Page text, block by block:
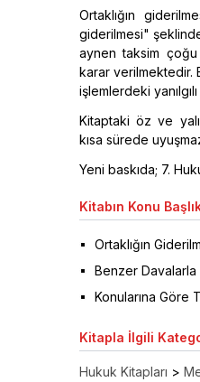
Ortaklığın
giderilmesi" şeklinde
aynen taksim çoğu
karar verilmektedir.
işlemlerdeki
Kitaptaki öz ve
kısa sürede
Yeni baskıda; 7.
Kitabın Konu
Ortaklığın
Benzer Davalarla
Konularına Göre
Kitapla İlgili
Hukuk Kitapları >